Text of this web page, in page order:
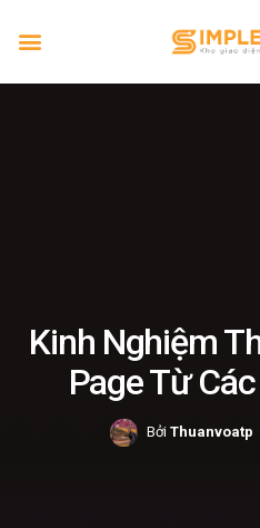
Kinh Nghiệm
Page Từ
Bởi Thuanvoatp